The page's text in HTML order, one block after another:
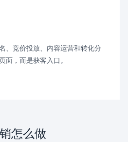
、竞价投放、内容运营和转化分
面，而是获客入口。
怎么做